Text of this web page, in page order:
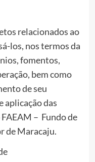
relacionados ao
los, nos termos da
fomentos,
bem como
de seu
aplicação das
– Fundo de
de Maracaju.